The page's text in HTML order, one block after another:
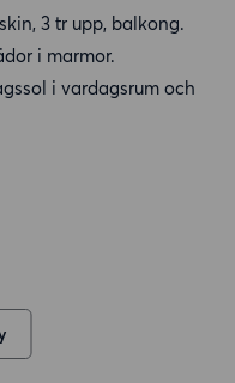
3 tr upp, balkong.
i marmor.
i vardagsrum och